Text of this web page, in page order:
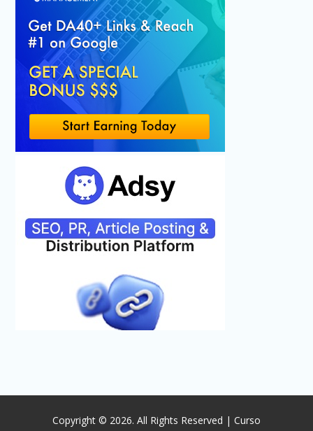
Copyright © 2026. All Rights Reserved | Curso